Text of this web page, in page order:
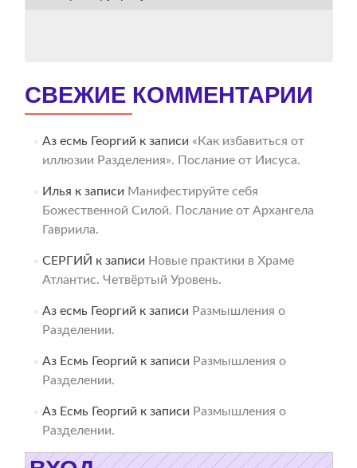
СВЕЖИЕ КОММЕНТАРИИ
Аз есмь Георгий к записи «Как избавиться от
иллюзии Разделения». Послание от Иисуса.
Илья к записи Манифестируйте себя
Божественной Силой. Послание от Архангела
Гавриила.
СЕРГИЙ к записи Новые практики в Храме
Атлантис. Четвёртый Уровень.
Аз есмь Георгий к записи Размышления о
Разделении.
Аз Есмь Георгий к записи Размышления о
Разделении.
Аз Есмь Георгий к записи Размышления о
Разделении.